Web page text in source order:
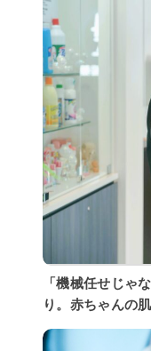
「機械任せじゃ
り。赤ちゃんの